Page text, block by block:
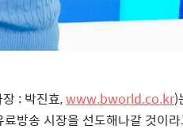
: 박진효,www.bworld.co.kr)
료방송 시장을 선도해나갈 것이